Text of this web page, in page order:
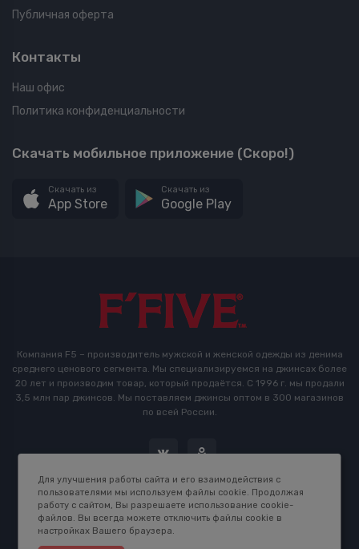
Публичная оферта
Контакты
Наш офис
Политика конфиденциальности
Скачать мобильное приложение (Скоро!)
Скачать из
App Store
Скачать из
Google Play
Компания F5 – производитель мужской и женской одежды из денима
среднего ценового сегмента. Мы специализируемся на джинсах более
20 лет и производим товар, который продаётся. С 1996 г. мы продали
3,5 млн пар джинсов. Мы поставляем джинсы оптом в 300 магазинов
по всей России.
Для улучшения работы сайта и его взаимодействия с
пользователями мы используем файлы cookie. Продолжая
работу с сайтом, Вы разрешаете использование cookie-
файлов. Вы всегда можете отключить файлы cookie в
настройках Вашего браузера.